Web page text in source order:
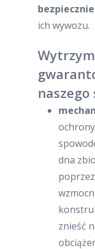
ich wywozu.
naszego
dna
znieść